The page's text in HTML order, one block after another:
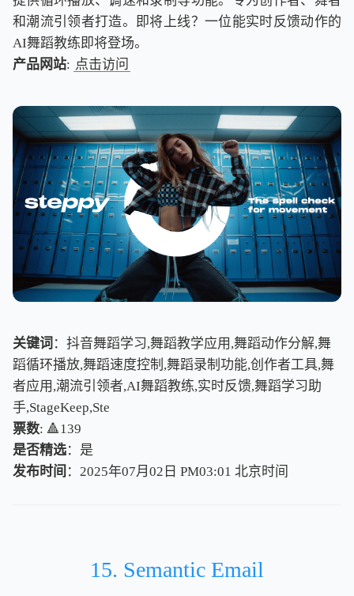
和潮流引领者打造。即将上线？一位能实时反馈动作的
AI舞蹈教练即将登场。
产品网站: 点击访问
关键词 ：抖音舞蹈学习,舞蹈教学应用,舞蹈动作分解,舞
蹈循环播放,舞蹈速度控制,舞蹈录制功能,创作者工具,舞
者应用,潮流引领者,AI舞蹈教练,实时反馈,舞蹈学习助
手,StageKeep,Ste
票数: 🔺139
是否精选：是
发布时间 ：2025年07月02日 PM03:01 北京时间
北京时间
15. Semantic Email